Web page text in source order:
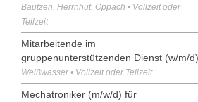
Bautzen, Herrnhut, Oppach • Vollzeit oder
Teilzeit
Mitarbeitende im
gruppenunterstützenden Dienst (w/m/d)
Weißwasser • Vollzeit oder Teilzeit
Mechatroniker (m/w/d) für